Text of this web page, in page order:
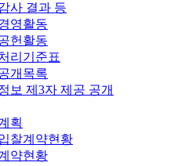
사 결과 등
영활동
헌활동
리기준표
개목록
보 제3자 제공 공개
획
찰계약현황
약현황